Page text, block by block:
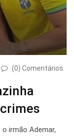
(0) Comentários
irmão Ademar,